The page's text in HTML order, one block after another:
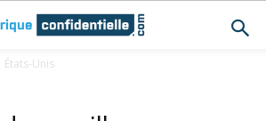
États-Unis